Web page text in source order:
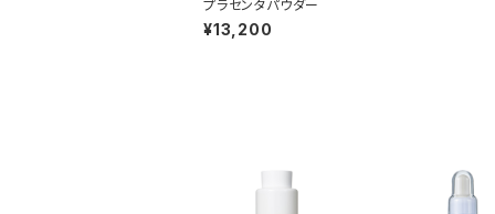
プラセンタパウダー
¥13,200